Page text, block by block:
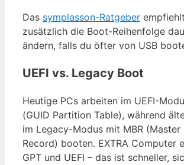
Das symplasson-Ratgeber
zusätzlich die Boot-Reihenfolge
ändern, falls du öfter von USB
UEFI vs. Legacy Boot
Heutige PCs arbeiten im UEFI-
(GUID Partition Table), während
im Legacy-Modus mit MBR (Master
Record) booten. EXTRA Computer
GPT und UEFI – das ist schneller,